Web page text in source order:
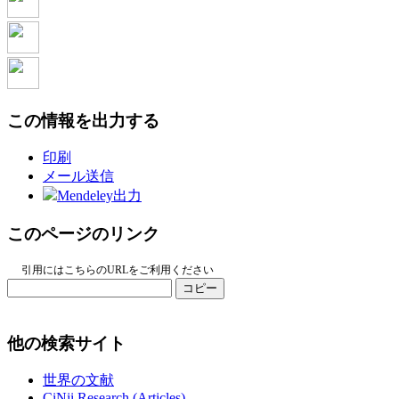
この情報を出力する
印刷
メール送信
Mendeley出力
このページのリンク
引用にはこちらのURLをご利用ください
コピー
他の検索サイト
世界の文献